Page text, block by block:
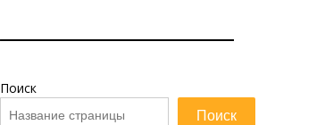
Поиск
Поиск